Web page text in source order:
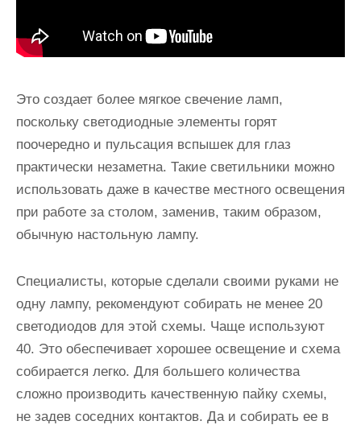
Это создает более мягкое свечение ламп,
поскольку светодиодные элементы горят
поочередно и пульсация вспышек для глаз
практически незаметна. Такие светильники можно
использовать даже в качестве местного освещения
при работе за столом, заменив, таким образом,
обычную настольную лампу.
Специалисты, которые сделали своими руками не
одну лампу, рекомендуют собирать не менее 20
светодиодов для этой схемы. Чаще используют
40. Это обеспечивает хорошее освещение и схема
собирается легко. Для большего количества
сложно производить качественную пайку схемы,
не задев соседних контактов. Да и собирать ее в